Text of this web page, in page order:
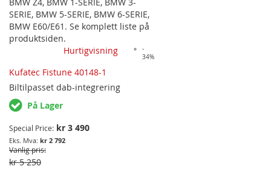
E81, E82, E87, E88, 3-SERIE E90, E91,
E92, E93, 5-SERIE E60, E61, 6-SERIE
E63, E64, X1 E84, X5 E70, X6 E71, Z4
E89. PASSER FOR MODELLER MED
MOST (FIBEROPTIKK BAK
ORIGINALSYSTEM OG SOM IKKE
HAR ORIGINAL DAB-MOTTAKER
SAMT ORIGINALSYSTEM CCC ELLER
BMW RADIO PROFESSIONAL (1-
MODELLER MED…
BMW Z4, BMW 1-SERIE, BMW 3-
SERIE, BMW 5-SERIE, BMW 6-SERIE,
BMW E60/E61 . Se komplett liste på
produktsiden.
Hurtigvisning
-
34%
Kufatec Fistune 40148-1
Biltilpasset dab-integrering
På Lager
Special Price kr 3 490
kr 2 792
Vanlig pris
kr 5 250